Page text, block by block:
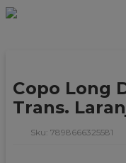
Copo Long
Trans.
: 7898666325581
6
granulado